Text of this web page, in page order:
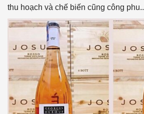
thu hoạch và chế biến cũng công phu..